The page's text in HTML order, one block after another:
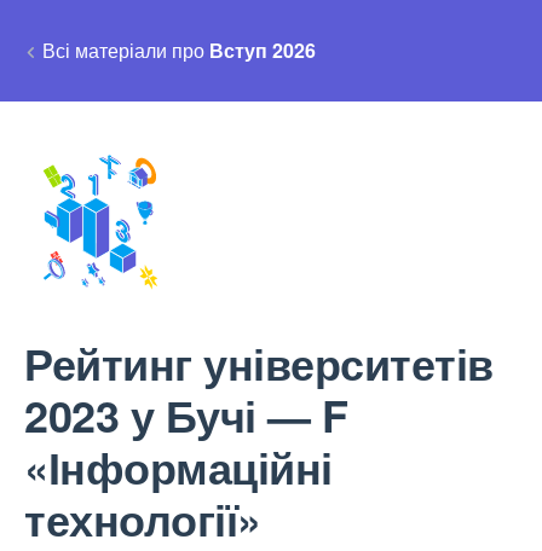
Всі матеріали про Вступ 2026
Рейтинг університетів
2023 у Бучі — F
«Інформаційні
технології»